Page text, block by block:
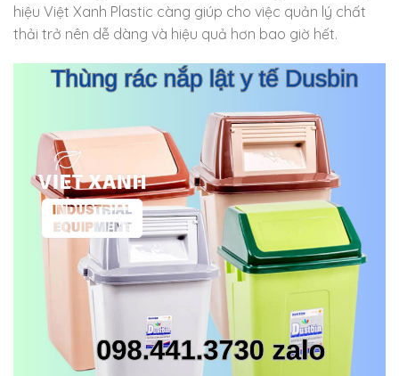
hiệu Việt Xanh Plastic càng giúp cho việc quản lý chất
thải trở nên dễ dàng và hiệu quả hơn bao giờ hết.